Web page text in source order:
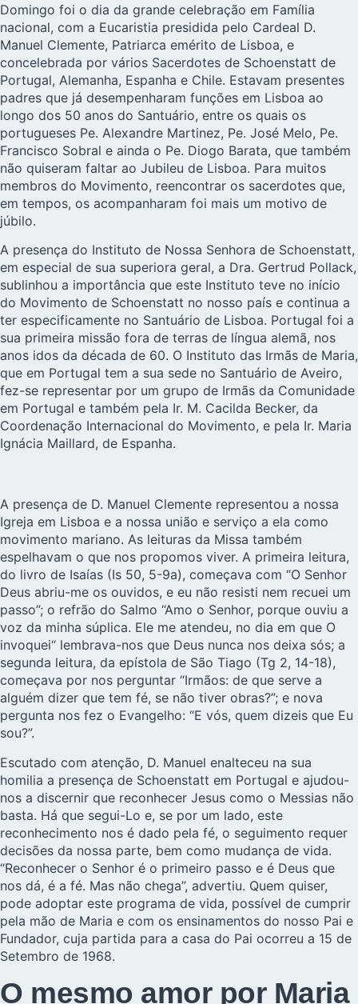
Domingo foi o dia da grande celebração em Família
nacional, com a Eucaristia presidida pelo Cardeal D.
Manuel Clemente, Patriarca emérito de Lisboa, e
concelebrada por vários Sacerdotes de Schoenstatt de
Portugal, Alemanha, Espanha e Chile. Estavam presentes
padres que já desempenharam funções em Lisboa ao
longo dos 50 anos do Santuário, entre os quais os
portugueses Pe. Alexandre Martinez, Pe. José Melo, Pe.
Francisco Sobral e ainda o Pe. Diogo Barata, que também
não quiseram faltar ao Jubileu de Lisboa. Para muitos
membros do Movimento, reencontrar os sacerdotes que,
em tempos, os acompanharam foi mais um motivo de
júbilo.
A presença do Instituto de Nossa Senhora de Schoenstatt,
em especial de sua superiora geral, a Dra. Gertrud Pollack,
sublinhou a importância que este Instituto teve no início
do Movimento de Schoenstatt no nosso país e continua a
ter especificamente no Santuário de Lisboa. Portugal foi a
sua primeira missão fora de terras de língua alemã, nos
anos idos da década de 60. O Instituto das Irmãs de Maria,
que em Portugal tem a sua sede no Santuário de Aveiro,
fez-se representar por um grupo de Irmãs da Comunidade
em Portugal e também pela Ir. M. Cacilda Becker, da
Coordenação Internacional do Movimento, e pela Ir. Maria
Ignácia Maillard, de Espanha.
A presença de D. Manuel Clemente representou a nossa
Igreja em Lisboa e a nossa união e serviço a ela como
movimento mariano. As leituras da Missa também
espelhavam o que nos propomos viver. A primeira leitura,
do livro de Isaías (Is 50, 5-9a), começava com “O Senhor
Deus abriu-me os ouvidos, e eu não resisti nem recuei um
passo”; o refrão do Salmo “Amo o Senhor, porque ouviu a
voz da minha súplica. Ele me atendeu, no dia em que O
invoquei“ lembrava-nos que Deus nunca nos deixa sós; a
segunda leitura, da epístola de São Tiago (Tg 2, 14-18),
começava por nos perguntar “Irmãos: de que serve a
alguém dizer que tem fé, se não tiver obras?”; e nova
pergunta nos fez o Evangelho: “E vós, quem dizeis que Eu
sou?”.
Escutado com atenção, D. Manuel enalteceu na sua
homilia a presença de Schoenstatt em Portugal e ajudou-
nos a discernir que reconhecer Jesus como o Messias não
basta. Há que segui-Lo e, se por um lado, este
reconhecimento nos é dado pela fé, o seguimento requer
decisões da nossa parte, bem como mudança de vida.
“Reconhecer o Senhor é o primeiro passo e é Deus que
nos dá, é a fé. Mas não chega”, advertiu. Quem quiser,
pode adoptar este programa de vida, possível de cumprir
pela mão de Maria e com os ensinamentos do nosso Pai e
Fundador, cuja partida para a casa do Pai ocorreu a 15 de
Setembro de 1968.
O mesmo amor por Maria